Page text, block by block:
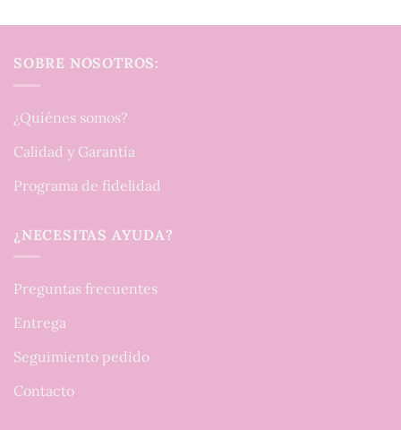
SOBRE NOSOTROS:
¿Quiénes somos?
Calidad y Garantía
Programa de fidelidad
¿NECESITAS AYUDA?
Preguntas frecuentes
Entrega
Seguimiento pedido
Contacto